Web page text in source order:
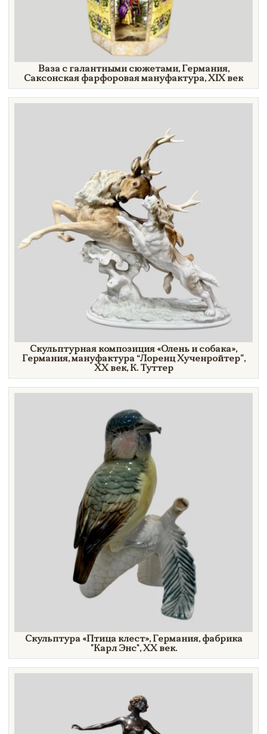
Ваза с галантными сюжетами, Германия,
Саксонская фарфоровая мануфактура,XIX век
Скульптурная композиция «Олень исобака»,
Германия, мануфактура “Лоренц Хученройтер”,
XX век, К. Туттер
Скульптура «Птица клест», Германия, фабрика
"Карл Энс",XX век.